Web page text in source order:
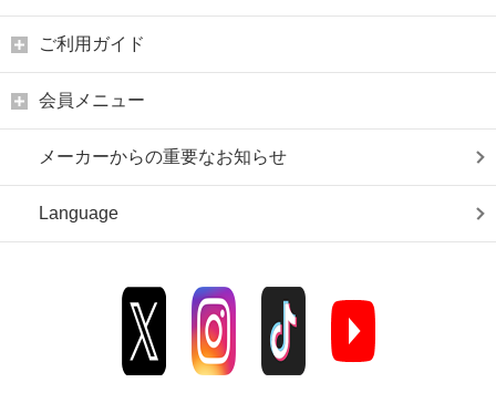
ご利用ガイド
会員メニュー
メーカーからの重要なお知らせ
Language